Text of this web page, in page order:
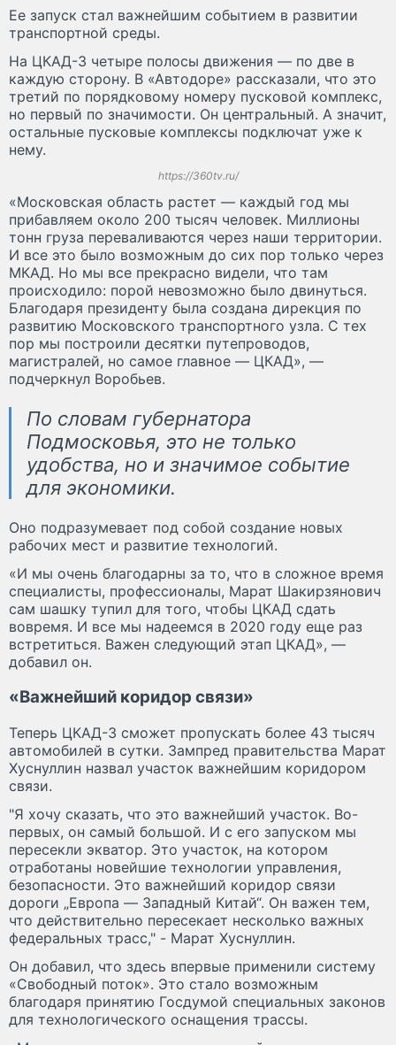
Ее запуск стал важнейшим событием в развитии
транспортной среды.
На ЦКАД-3 четыре полосы движения — по две в
каждую сторону. В «Автодоре» рассказали, что это
третий по порядковому номеру пусковой комплекс,
но первый по значимости. Он центральный. А значит,
остальные пусковые комплексы подключат уже к
нему.
https://360tv.ru/
«Московская область растет — каждый год мы
прибавляем около 200 тысяч человек. Миллионы
тонн груза переваливаются через наши территории.
И все это было возможным до сих пор только через
МКАД. Но мы все прекрасно видели, что там
происходило: порой невозможно было двинуться.
Благодаря президенту была создана дирекция по
развитию Московского транспортного узла. С тех
пор мы построили десятки путепроводов,
магистралей, но самое главное — ЦКАД», —
подчеркнул Воробьев.
По словам губернатора
Подмосковья, это не только
удобства, но и значимое событие
для экономики.
Оно подразумевает под собой создание новых
рабочих мест и развитие технологий.
«И мы очень благодарны за то, что в сложное время
специалисты, профессионалы, Марат Шакирзянович
сам шашку тупил для того, чтобы ЦКАД сдать
вовремя. И все мы надеемся в 2020 году еще раз
встретиться. Важен следующий этап ЦКАД», —
добавил он.
«Важнейший коридор связи»
Теперь ЦКАД-3 сможет пропускать более 43 тысяч
автомобилей в сутки. Зампред правительства Марат
Хуснуллин назвал участок важнейшим коридором
связи.
"Я хочу сказать, что это важнейший участок. Во-
первых, он самый большой. И с его запуском мы
пересекли экватор. Это участок, на котором
отработаны новейшие технологии управления,
безопасности. Это важнейший коридор связи
дороги „Европа — Западный Китай“. Он важен тем,
что действительно пересекает несколько важных
федеральных трасс," - Марат Хуснуллин.
Он добавил, что здесь впервые применили систему
«Свободный поток». Это стало возможным
благодаря принятию Госдумой специальных законов
для технологического оснащения трассы.